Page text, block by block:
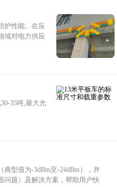
护性能。在应
域对电力供应
35吨,最大允
型值为-3dBm至-24dBm），并
问题）及解决方案，帮助用户快